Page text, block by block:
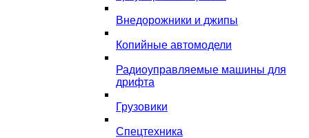
Внедорожники и джипы
Копийные автомодели
Радиоуправляемые машины для
дрифта
Грузовики
Спецтехника